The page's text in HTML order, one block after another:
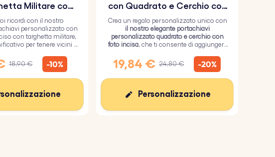
Militare con
e Testo Inciso
ricordi con il nostro
personalizzato con
con targhetta militare,
per tenere vicini i
18,90 € -10%
con Quadrato e Cerchio con
Foto Incisa
Crea un regalo personalizzato unico con
il nostro elegante portachiavi
personalizzato quadrato e cerchio con
foto incisa, che ti consente di aggiungere
quadrato e un testo sul cerchio.
19,84 € 24,80 € -20%
Personalizzazione